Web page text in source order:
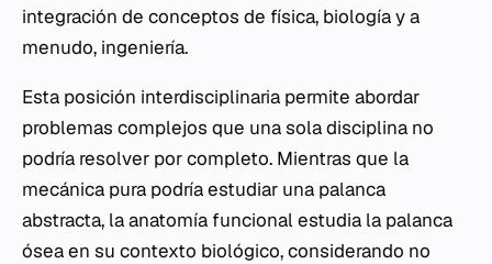
integración de conceptos de física, biología y a
menudo, ingeniería.
Esta posición interdisciplinaria permite abordar
problemas complejos que una sola disciplina no
podría resolver por completo. Mientras que la
mecánica pura podría estudiar una palanca
abstracta, la anatomía funcional estudia la palanca
ósea en su contexto biológico, considerando no